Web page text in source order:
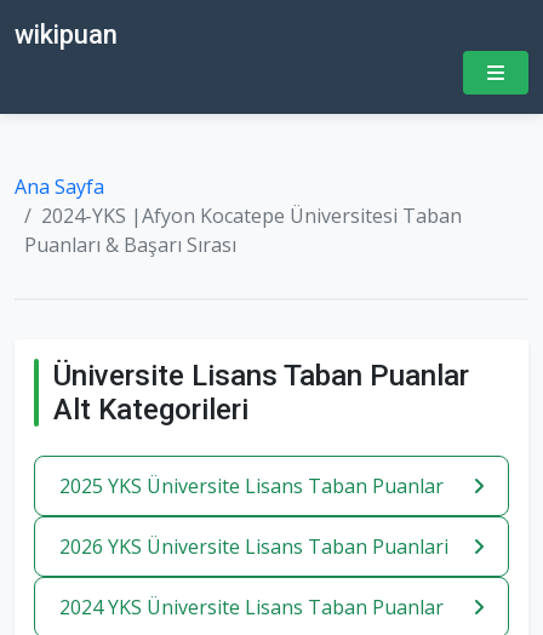
wikipuan
Ana Sayfa
2024-YKS |Afyon Kocatepe Üniversitesi Taban
Puanları & Başarı Sırası
Üniversite Lisans Taban Puanlar
Alt Kategorileri
2025 YKS Üniversite Lisans Taban Puanlar
2026 YKS Üniversite Lisans Taban Puanlari
2024 YKS Üniversite Lisans Taban Puanlar